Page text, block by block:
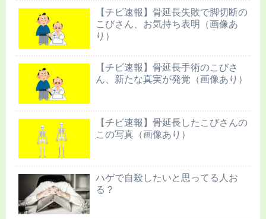
【チビ速報】骨延長失敗で脚切断の
こびさん、お気持ち表明（画像あ
り）
【チビ速報】骨延長手術のこびさ
ん、新たな真実が発覚（画像あり）
【チビ速報】骨延長したこびさんの
この写真（画像あり）
ハゲで自殺したいと思ってる人お
る？